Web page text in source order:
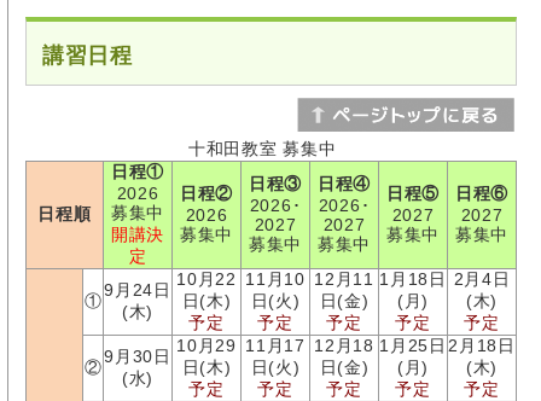
講習日程
十和田教室 募集中
日程順
日程①
2026
募集中
開講決
定
日程②
2026
募集中
日程③
2026･
2027
募集中
日程④
2026･
2027
募集中
日程⑤
2027
募集中
日程⑥
2027
募集中
①
9月24日
(木)
10月22
日(木)
予定
11月10
日(火)
予定
12月11
日(金)
予定
1月18日
(月)
予定
2月4日
(木)
予定
②
9月30日
(水)
10月29
日(木)
予定
11月17
日(火)
予定
12月18
日(金)
予定
1月25日
(月)
予定
2月18日
(木)
予定